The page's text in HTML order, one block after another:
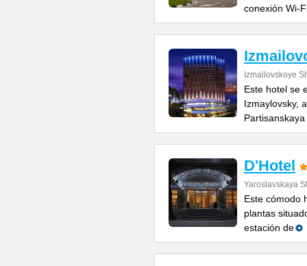
conexión Wi-
Izmailovskoye
Este hotel se
Izmaylovsky,
Partisanskaya
D'Hotel
Yaroslavskaya
Este cómodo
plantas
estación de